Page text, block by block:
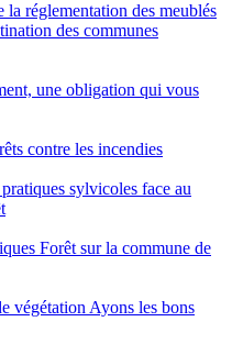
la réglementation des meublés
des communes
une obligation qui vous
contre les incendies
sylvicoles face au
Forêt sur la commune de
végétation Ayons les bons